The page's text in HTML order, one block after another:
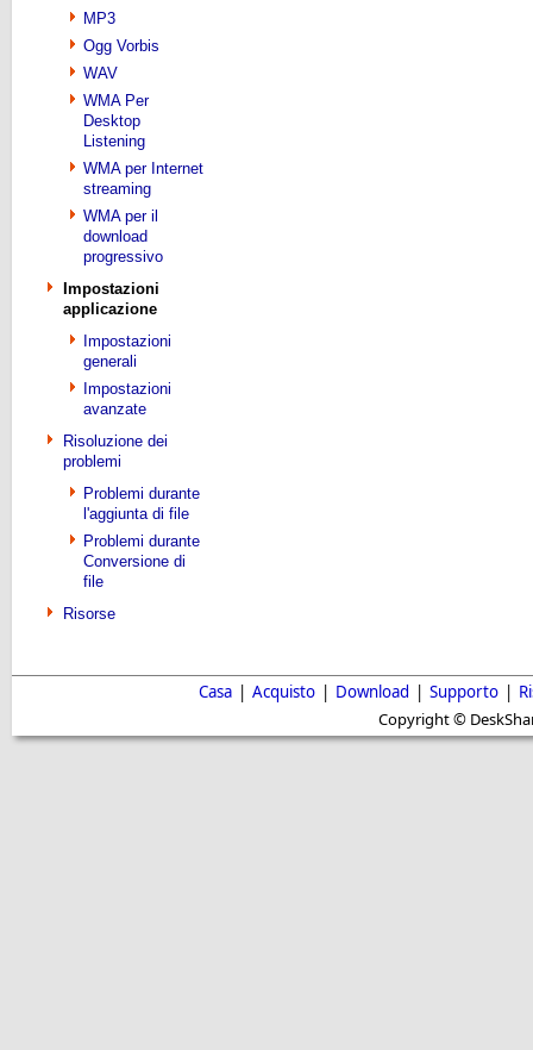
MP3
Ogg Vorbis
WAV
WMA Per
Desktop
Listening
WMA per Internet
streaming
WMA per il
download
progressivo
Impostazioni
applicazione
Impostazioni
generali
Impostazioni
avanzate
Risoluzione dei
problemi
Problemi durante
l'aggiunta di file
Problemi durante
Conversione di
file
Risorse
Casa | Acquisto | Download | Supporto |
Copyright ©